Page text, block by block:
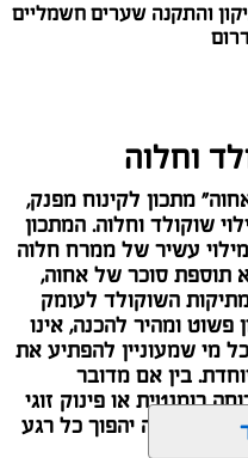
והתקנה שערים חשמליים
וחלוה
מתכון לקינוח מפנק,
שוקולד וחלוה. המתכון
עשיר של ממרח חלוה
תוספת סוכר של אחוה,
השוקולד לעומק
ומהיר להכנה, אינו
מי שמעוניין להפתיע את
בין אם מדובר
רומנטית או פינוק זוגי
וחלוה יהפוך כל רגע